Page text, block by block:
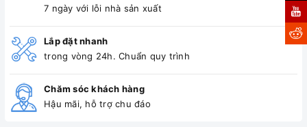
7 ngày với lỗi nhà sản xuất
Lắp đặt nhanh
trong vòng 24h. Chuẩn quy trình
Chăm sóc khách hàng
Hậu mãi, hỗ trợ chu đáo